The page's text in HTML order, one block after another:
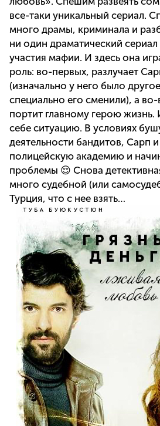
все-таки уникальный сериал.
много драмы, криминала и
ни один драматический
участия мафии. И здесь она
роль: во-первых, разлучает
(изначально у него было
специально его сменили), а
портит главному герою жизнь.
себе ситуацию. В условиях
деятельности бандитов, Сарп
полицейскую академию и
проблемы 😌 Снова
много судебной (или
Турция, что с нее взять…